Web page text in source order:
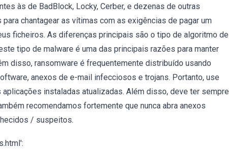
às de BadBlock, Locky, Cerber, e dezenas de outras
chantagear as vítimas com as exigências de pagar um
ficheiros. As diferenças principais são o tipo de algoritmo de
tipo de malware é uma das principais razões para manter
disso, ransomware é frequentemente distribuído usando
anexos de e-mail infecciosos e trojans. Portanto, use
instaladas atualizadas. Além disso, deve ter sempre
recomendamos fortemente que nunca abra anexos
/ suspeitos.